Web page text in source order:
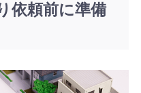
依頼前に準備